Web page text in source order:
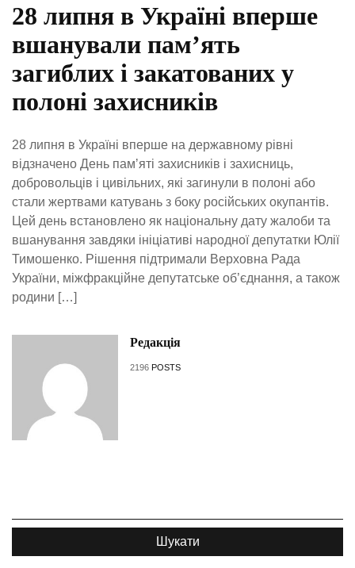
28 липня в Україні вперше
вшанували памʼять
загиблих і закатованих у
полоні захисників
28 липня в Україні вперше на державному рівні
відзначено День памʼяті захисників і захисниць,
добровольців і цивільних, які загинули в полоні або
стали жертвами катувань з боку російських окупантів.
Цей день встановлено як національну дату жалоби та
вшанування завдяки ініціативі народної депутатки Юлії
Тимошенко. Рішення підтримали Верховна Рада
України, міжфракційне депутатське об’єднання, а також
родини […]
Редакція
2196 POSTS